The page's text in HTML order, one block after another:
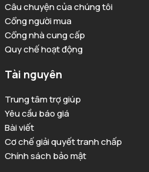
Câu chuyện của chúng tôi
Cổng người mua
Cổng nhà cung cấp
Quy chế hoạt động
Tài nguyên
Trung tâm trợ giúp
Yêu cầu báo giá
Bài viết
Cơ chế giải quyết tranh chấp
Chính sách bảo mật